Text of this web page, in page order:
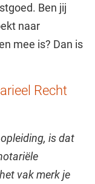
Ben jij
naar
mee is? Dan is
Recht
is dat
vak merk je